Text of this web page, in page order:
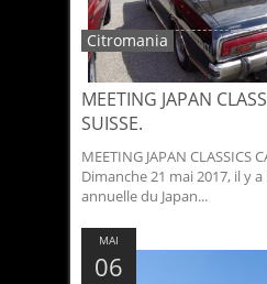
MEETING JAPAN
SUISSE.
MEETING JAPAN CLASSICS
Dimanche 21 mai 2017, il y
annuelle du Japan...
Citromania
MAI
06